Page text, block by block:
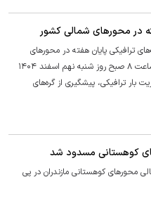
در محور‌های شمالی کشور
ترافیکی پایان هفته در محور‌های
شمالی کشور از روز چهارشنبه ششم اسفند تا ساعت ۸ صبح روز شنبه نهم اسفند ۱۴۰۴
ترافیکی، پیشگیری از گره‌های
کوهستانی مسدود شد
محور‌های کوهستانی مازندران در پی